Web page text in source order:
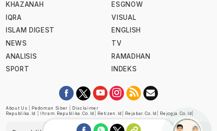
KHAZANAH
IQRA
ISLAM DIGEST
NEWS
ANALISIS
SPORT
ESGNOW
VISUAL
ENGLISH
TV
RAMADHAN
INDEKS
About Us Pedoman Siber
Disclaimer
Republika.id
Ihram.republika.co.id Retizen.id Rejabar.co.id Rejogja.co.id